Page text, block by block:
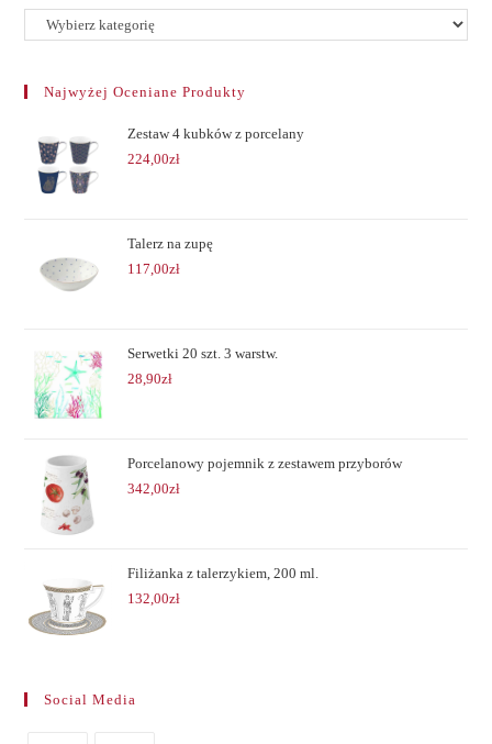
Najwyżej Oceniane Produkty
Zestaw 4 kubków z porcelany
224,00zł
Talerz na zupę
117,00zł
Serwetki 20 szt. 3 warstw.
28,90zł
Porcelanowy pojemnik z zestawem przyborów
342,00zł
Filiżanka z talerzykiem, 200 ml.
132,00zł
Social Media